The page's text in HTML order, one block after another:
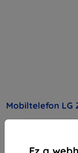
Ez a
Mobiltelefon LG